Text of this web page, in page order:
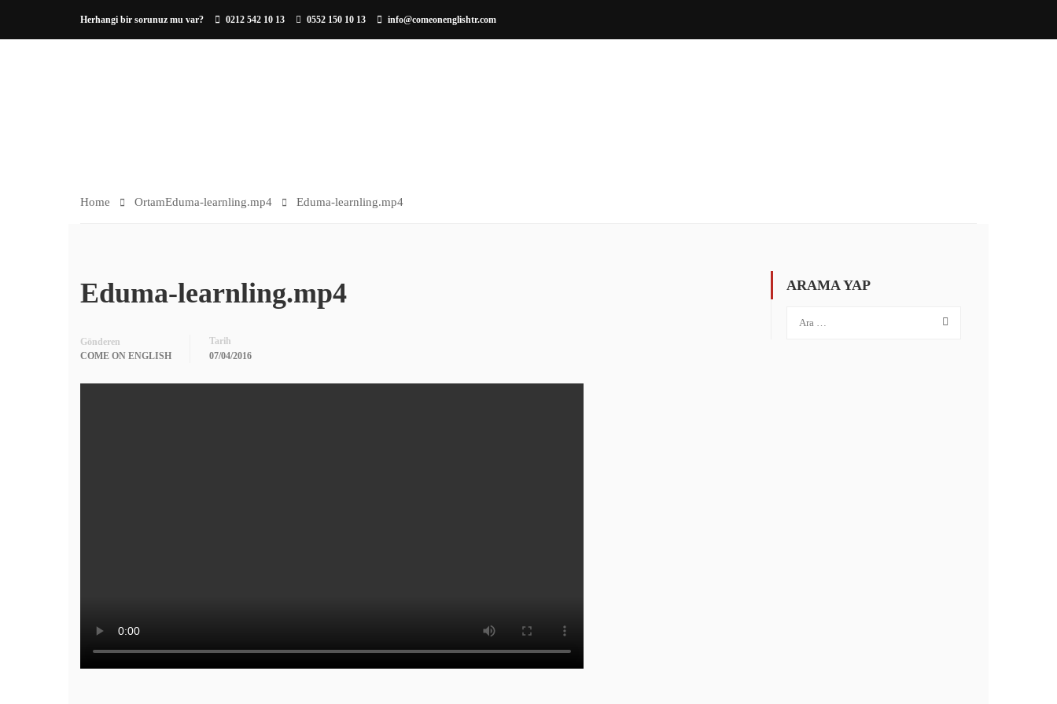
Herhangi bir sorunuz mu var? 0212 542 10 13 0552 150 10 13 info@comeonenglishtr.com
Home OrtamEduma-learnling.mp4 Eduma-learnling.mp4
Eduma-learnling.mp4
Gönderen
COME ON ENGLISH
Tarih
07/04/2016
ARAMA YAP